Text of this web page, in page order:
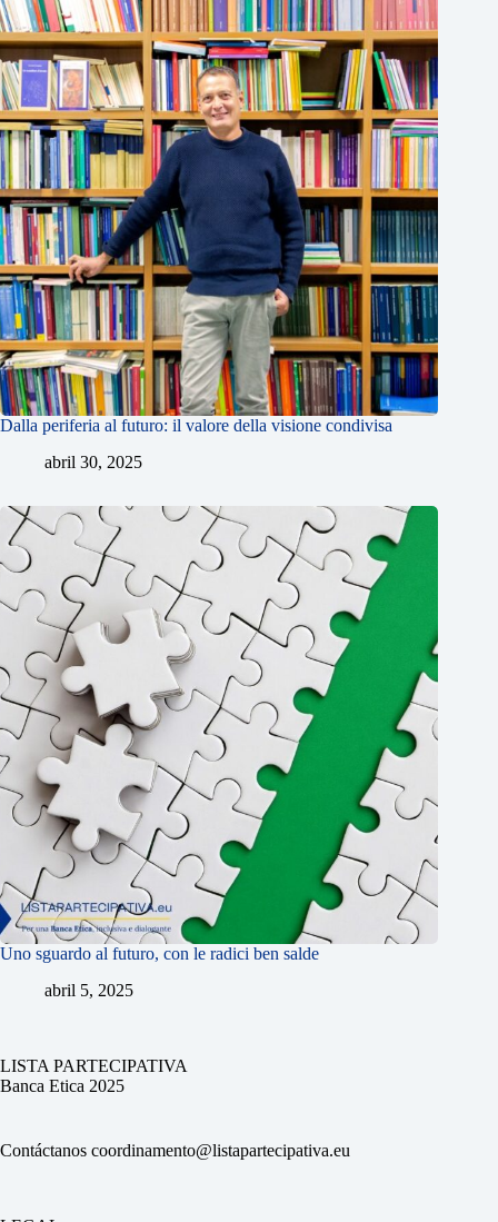
Dalla periferia al futuro: il valore della visione condivisa
abril 30, 2025
Uno sguardo al futuro, con le radici ben salde
abril 5, 2025
LISTA PARTECIPATIVA
Banca Etica 2025
Contáctanos coordinamento@listapartecipativa.eu